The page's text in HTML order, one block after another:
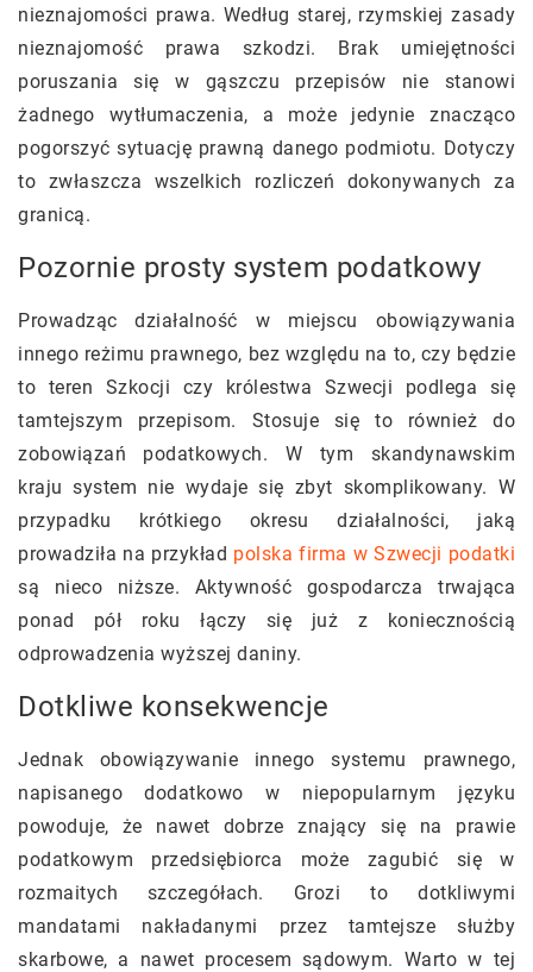
nieznajomości prawa. Według starej, rzymskiej zasady
nieznajomość prawa szkodzi. Brak umiejętności
poruszania się w gąszczu przepisów nie stanowi
żadnego wytłumaczenia, a może jedynie znacząco
pogorszyć sytuację prawną danego podmiotu. Dotyczy
to zwłaszcza wszelkich rozliczeń dokonywanych za
granicą.
Pozornie prosty system podatkowy
Prowadząc działalność w miejscu obowiązywania
innego reżimu prawnego, bez względu na to, czy będzie
to teren Szkocji czy królestwa Szwecji podlega się
tamtejszym przepisom. Stosuje się to również do
zobowiązań podatkowych. W tym skandynawskim
kraju system nie wydaje się zbyt skomplikowany. W
przypadku krótkiego okresu działalności, jaką
prowadziła na przykład polska firma w Szwecji podatki
są nieco niższe. Aktywność gospodarcza trwająca
ponad pół roku łączy się już z koniecznością
odprowadzenia wyższej daniny.
Dotkliwe konsekwencje
Jednak obowiązywanie innego systemu prawnego,
napisanego dodatkowo w niepopularnym języku
powoduje, że nawet dobrze znający się na prawie
podatkowym przedsiębiorca może zagubić się w
rozmaitych szczegółach. Grozi to dotkliwymi
mandatami nakładanymi przez tamtejsze służby
skarbowe, a nawet procesem sądowym. Warto w tej